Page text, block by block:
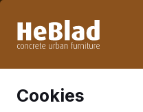
Woche 33 nicht. Bitte
Cookies